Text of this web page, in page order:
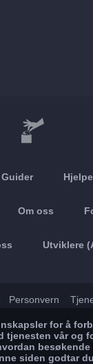
Guider
Om oss
Utviklere
Personvern
Google
for å
tjenesten vår og
besøkende
siden godtar du